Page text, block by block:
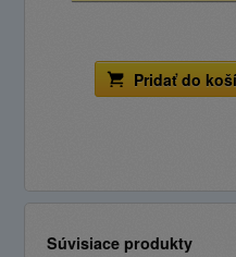
Pridať do
Súvisiace produkty